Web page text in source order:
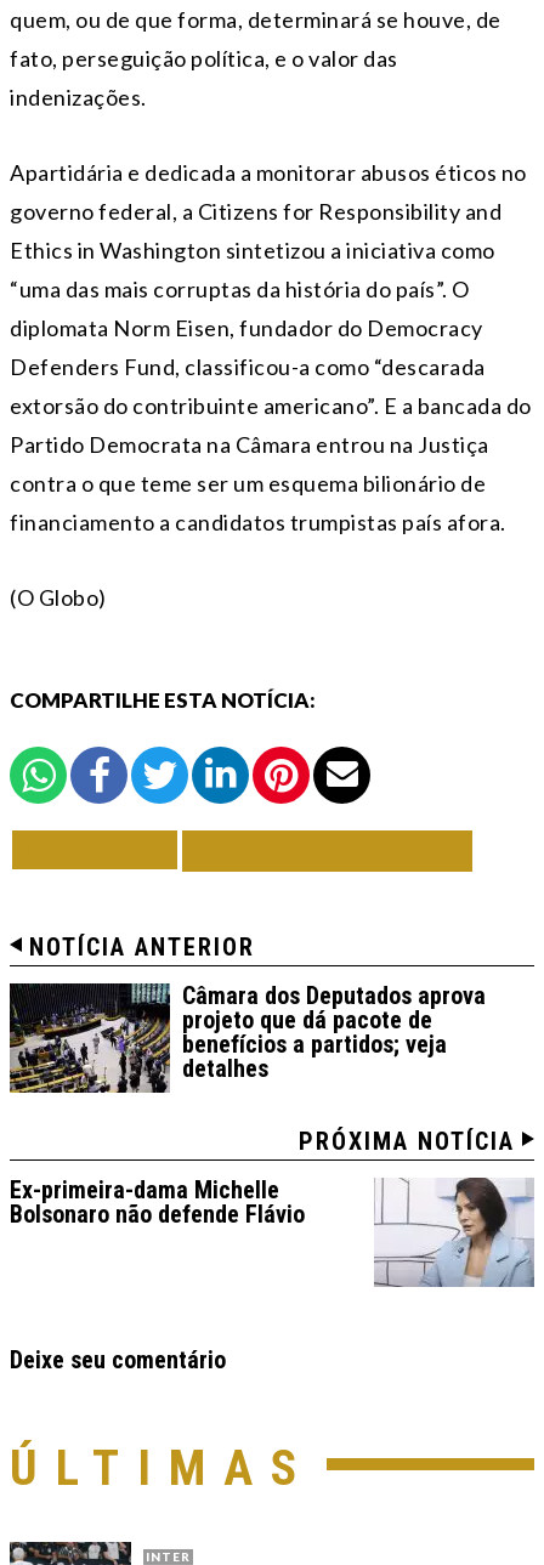
quem, ou de que forma, determinará se houve, de
fato, perseguição política, e o valor das
indenizações.
Apartidária e dedicada a monitorar abusos éticos no
governo federal, a Citizens for Responsibility and
Ethics in Washington sintetizou a iniciativa como
“uma das mais corruptas da história do país”. O
diplomata Norm Eisen, fundador do Democracy
Defenders Fund, classificou-a como “descarada
extorsão do contribuinte americano”. E a bancada do
Partido Democrata na Câmara entrou na Justiça
contra o que teme ser um esquema bilionário de
financiamento a candidatos trumpistas país afora.
(O Globo)
COMPARTILHE ESTA NOTÍCIA:
NOTÍCIA ANTERIOR
Câmara dos Deputados aprova
projeto que dá pacote de
benefícios a partidos; veja
detalhes
PRÓXIMA NOTÍCIA
Ex-primeira-dama Michelle
Bolsonaro não defende Flávio
Deixe seu comentário
ÚLTIMAS
INTER